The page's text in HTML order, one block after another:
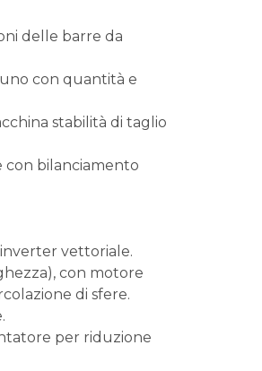
delle barre da
con quantità e
stabilità di taglio
con bilanciamento
inverter vettoriale.
con motore
di sfere.
per riduzione